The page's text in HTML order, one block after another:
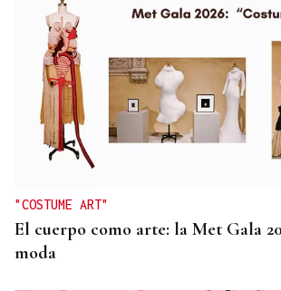
"COSTUME ART"
El cuerpo como arte: la Met Gala
moda